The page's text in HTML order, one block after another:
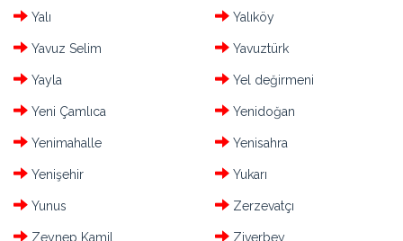
Yalı Yalıköy
Yavuz Selim Yavuztürk
Yayla Yel değirmeni
Yeni Çamlıca Yenidoğan
Yenimahalle Yenisahra
Yenişehir Yukarı
Yunus Zerzevatçı
Zeynep Kamil Ziverbey